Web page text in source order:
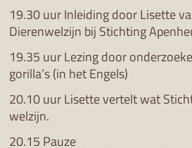
19.30 uur Inleiding door Lisette
Dierenwelzijn bij Stichting
19.35 uur Lezing door
gorilla’s (in het Engels)
20.10 uur Lisette vertelt wat
welzijn.
20.15 Pauze